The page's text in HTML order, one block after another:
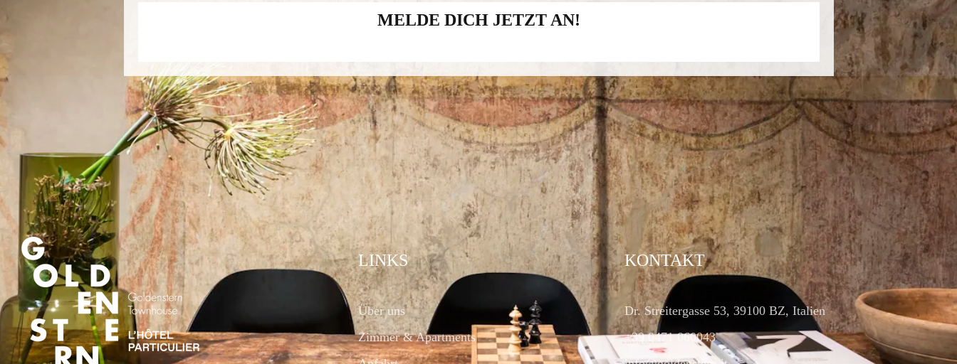
MELDE DICH JETZT AN!
LINKS
Über uns
Zimmer & Apartments
KONTAKT
Dr. Streitergasse 53, 39100 BZ, Italien
+39 0471 060043